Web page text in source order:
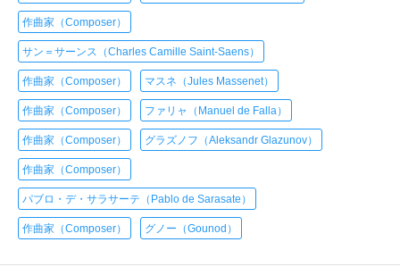
作曲家（Composer）
サン＝サーンス（Charles Camille Saint-Saens）
作曲家（Composer） マスネ（Jules Massenet）
作曲家（Composer） ファリャ（Manuel de Falla）
作曲家（Composer） グラズノフ（Aleksandr Glazunov）
作曲家（Composer）
パブロ・デ・サラサーテ（Pablo de Sarasate）
作曲家（Composer） グノー（Gounod）